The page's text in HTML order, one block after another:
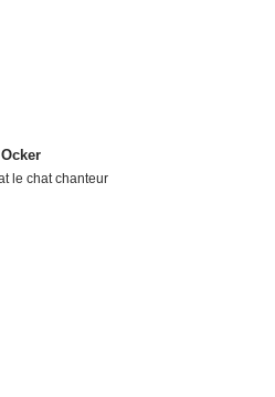
le chat chanteur